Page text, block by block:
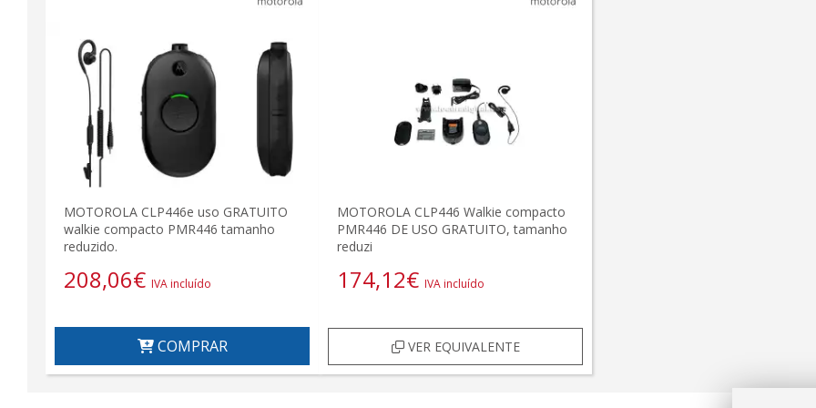
MOTOROLA CLP446e uso GRATUITO
walkie compacto PMR446 tamanho
reduzido.
208,06€ IVA incluído
COMPRAR
MOTOROLA CLP446 Walkie compacto
PMR446 DE USO GRATUITO, tamanho
reduzi
174,12€ IVA incluído
VER EQUIVALENTE